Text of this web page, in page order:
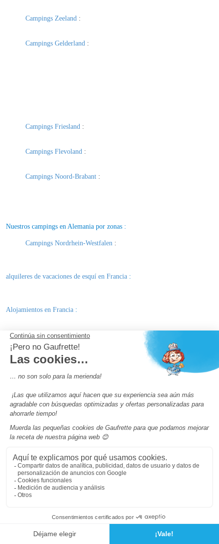
Campings Zeeland:
Campings Gelderland:
Campings Friesland:
Campings Flevoland:
Campings Noord-Brabant:
Nuestros campings en Alemania por zonas :
Campings Nordrhein-Westfalen:
alquileres de vacaciones de esquí en Francia:
Alojamientos en Francia:
otros enlaces
Comité de empresa
Conditions générales de Vente
Nuestros campings por países
Campings Espana (9)
Campings Cataluña (7)
Campings Comunidad de Madrid (2)
Campings más visitados
Los camping con piscinas en Francia